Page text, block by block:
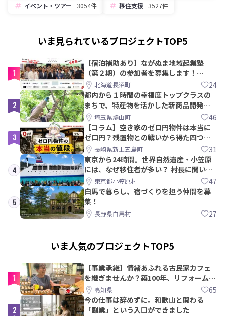
イベント・ツアー
3054件 移住支援 3527件
いま見られているプロジェクトTOP5
1
【宿泊補助あり】ながぬま地域起業塾
（第２期）の参加者を募集します！
【8/21〆】
北海道長沼町 24
2
都内から１時間の幸福度トップクラスの
まちで、特産物を活かした新商品開発＆
PRメンバー募集！
埼玉県鳩山町 46
3
【コラム】空き家のゼロ円物件は本当に
ゼロ円？残置物との戦いから得た四つの
教訓｜新上五島町
長崎県新上五島町 31
4
東京から24時間。世界自然遺産・小笠原
には、なぜ移住者が多い？ 村長に聞いて
みた東京都小笠原村 47
5
白馬で暮らし、宿づくりを担う仲間を募
集！
長野県白馬村 27
いま人気のプロジェクトTOP5
1
【事業承継】情緒あふれる古民家カフェ
を継ぎませんか？築100年、リフォームか
ら約10年！
高知県 65
2
今の仕事は辞めずに。和歌山と関わる
「副業」という入口ができました